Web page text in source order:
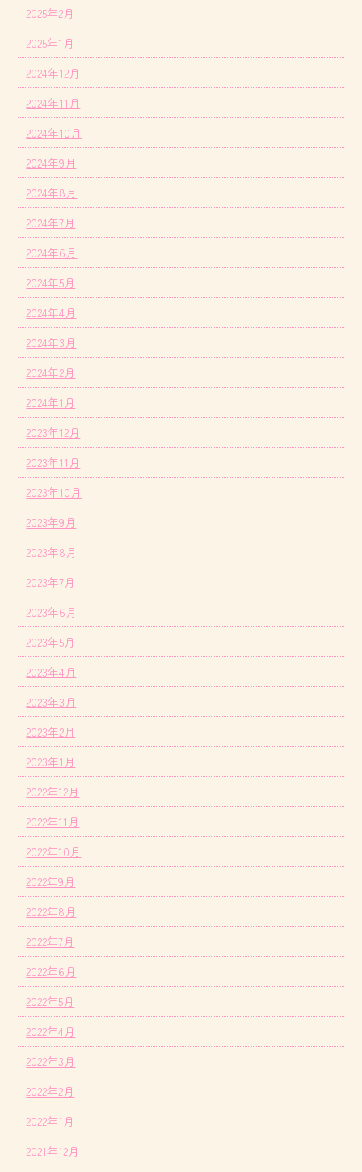
2025年2月
2025年1月
2024年12月
2024年11月
2024年10月
2024年9月
2024年8月
2024年7月
2024年6月
2024年5月
2024年4月
2024年3月
2024年2月
2024年1月
2023年12月
2023年11月
2023年10月
2023年9月
2023年8月
2023年7月
2023年6月
2023年5月
2023年4月
2023年3月
2023年2月
2023年1月
2022年12月
2022年11月
2022年10月
2022年9月
2022年8月
2022年7月
2022年6月
2022年5月
2022年4月
2022年3月
2022年2月
2022年1月
2021年12月